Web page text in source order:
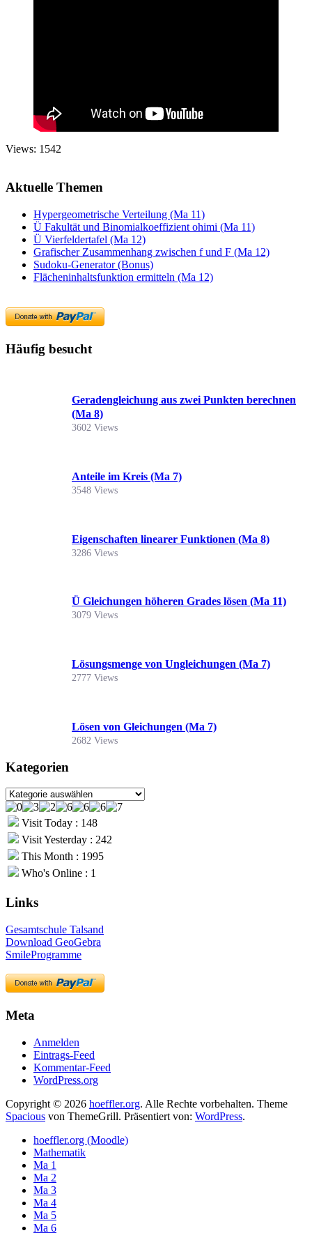
Views: 1542
Aktuelle Themen
Hypergeometrische Verteilung (Ma 11)
Ü Fakultät und Binomialkoeffizient ohimi (Ma 11)
Ü Vierfeldertafel (Ma 12)
Grafischer Zusammenhang zwischen f und F (Ma 12)
Sudoku-Generator (Bonus)
Flächeninhaltsfunktion ermitteln (Ma 12)
Häufig besucht
Geradengleichung aus zwei Punkten berechnen
(Ma 8)
3602 Views
Anteile im Kreis (Ma 7)
3548 Views
Eigenschaften linearer Funktionen (Ma 8)
3286 Views
Ü Gleichungen höheren Grades lösen (Ma 11)
3079 Views
Lösungsmenge von Ungleichungen (Ma 7)
2777 Views
Lösen von Gleichungen (Ma 7)
2682 Views
Kategorien
Kategorien
Visit Today : 148
Visit Yesterday : 242
This Month : 1995
Who's Online : 1
Links
Gesamtschule Talsand
Download GeoGebra
SmileProgramme
Meta
Anmelden
Eintrags-Feed
Kommentar-Feed
WordPress.org
Copyright © 2026 hoeffler.org. Alle Rechte vorbehalten. Theme
Spacious von ThemeGrill. Präsentiert von: WordPress.
hoeffler.org (Moodle)
Mathematik
Ma 1
Ma 2
Ma 3
Ma 4
Ma 5
Ma 6